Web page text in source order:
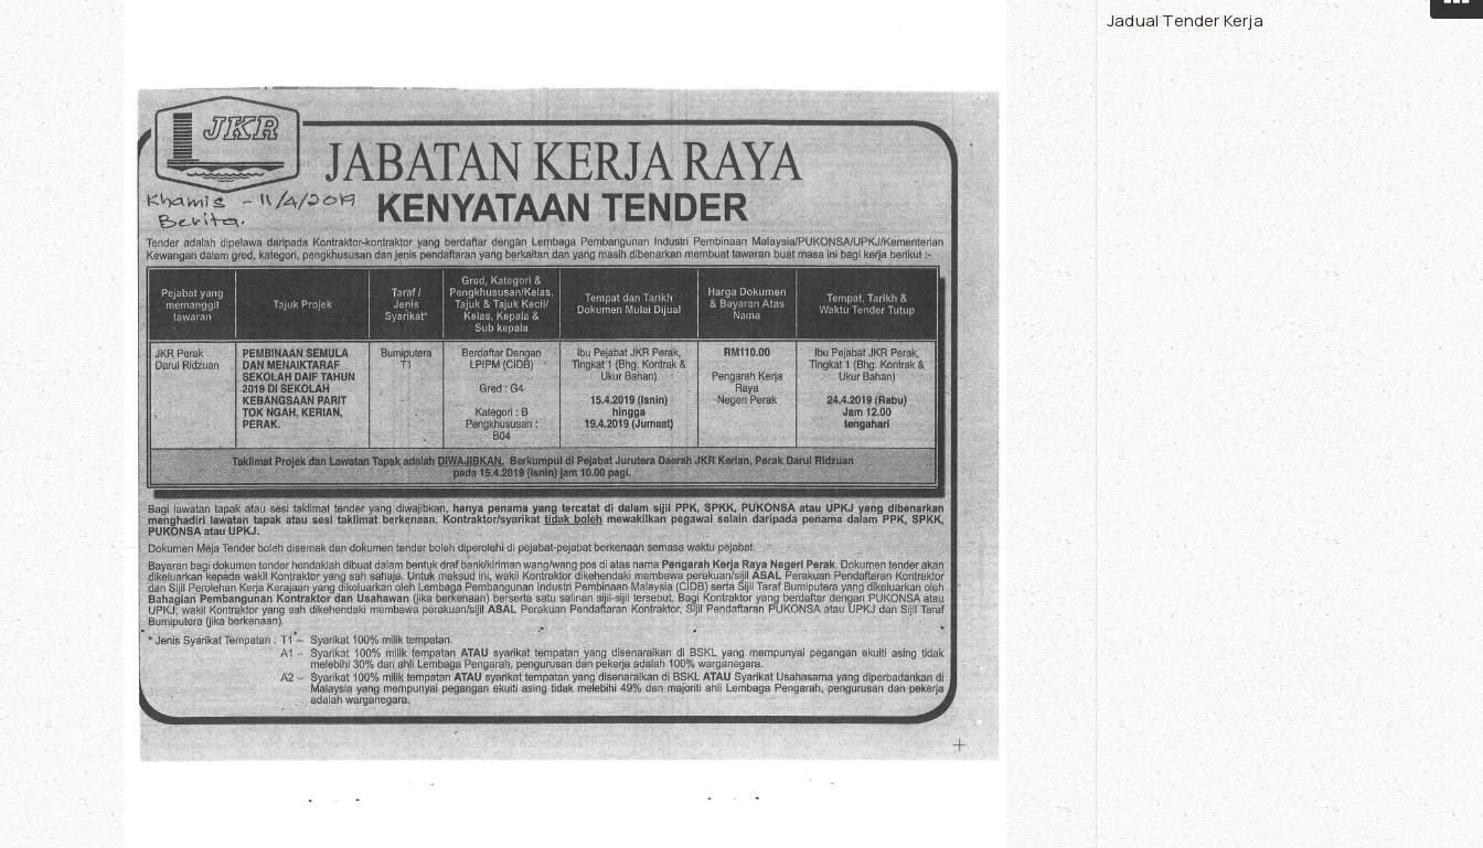
Jadual Tender Kerja